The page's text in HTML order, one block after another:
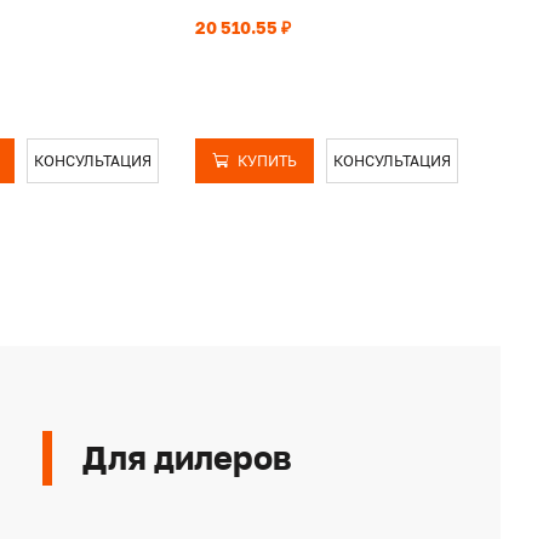
КОНСУЛЬТАЦИЯ
20 510.55 ₽
КУПИТЬ КОНСУЛЬТАЦИЯ
Для дилеров